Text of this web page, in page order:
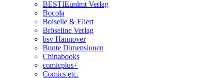
BESTIEunlmt Verlag
Bocola
Boiselle & Ellert
Bröseline Verlag
bsv Hannover
Bunte Dimensionen
Chinabooks
comicplus+
Comics etc.